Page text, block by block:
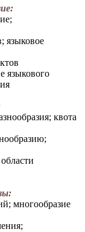
языковое
языкового
квота
многообразие